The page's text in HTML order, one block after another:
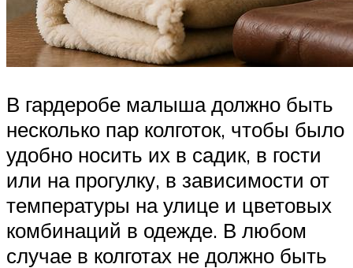
В гардеробе малыша должно быть
несколько пар колготок, чтобы было
удобно носить их в садик, в гости
или на прогулку, в зависимости от
температуры на улице и цветовых
комбинаций в одежде. В любом
случае в колготах не должно быть